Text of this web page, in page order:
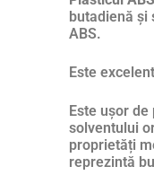
butadienă și
ABS.
Este
Este ușor
solventului
proprietăți
reprezintă